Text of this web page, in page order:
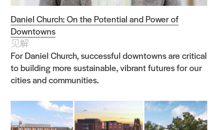
Daniel Church: On the Potential and Power of
Downtowns
见解
For Daniel Church, successful downtowns are critical
to building more sustainable, vibrant futures for our
cities and communities.